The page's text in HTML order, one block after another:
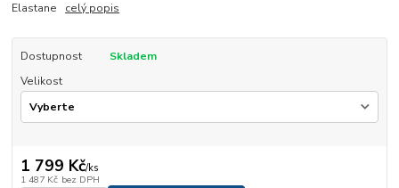
Elastane celý popis
Dostupnost
Skladem
Velikost
1 799 Kč/ks
1 487 Kč bez DPH